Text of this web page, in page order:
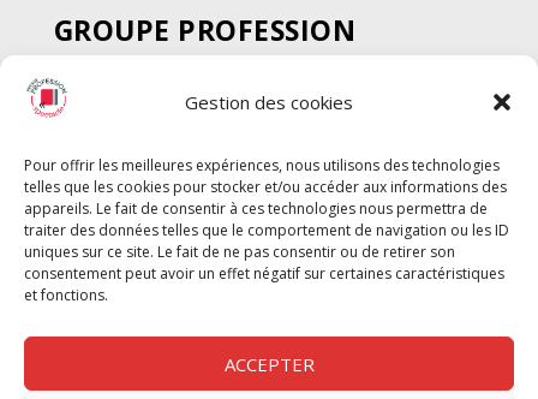
Gestion des cookies
Pour offrir les meilleures expériences, nous utilisons des technologies
telles que les cookies pour stocker et/ou accéder aux informations des
appareils. Le fait de consentir à ces technologies nous permettra de
traiter des données telles que le comportement de navigation ou les ID
uniques sur ce site. Le fait de ne pas consentir ou de retirer son
consentement peut avoir un effet négatif sur certaines caractéristiques
et fonctions.
ACCEPTER
GROUPE PROFESSION
SPECTACLE
Chèque Intermittents
Chèque Compta
Chèque Emploi Spectacle
G-Pods
Profession Audio-visuel